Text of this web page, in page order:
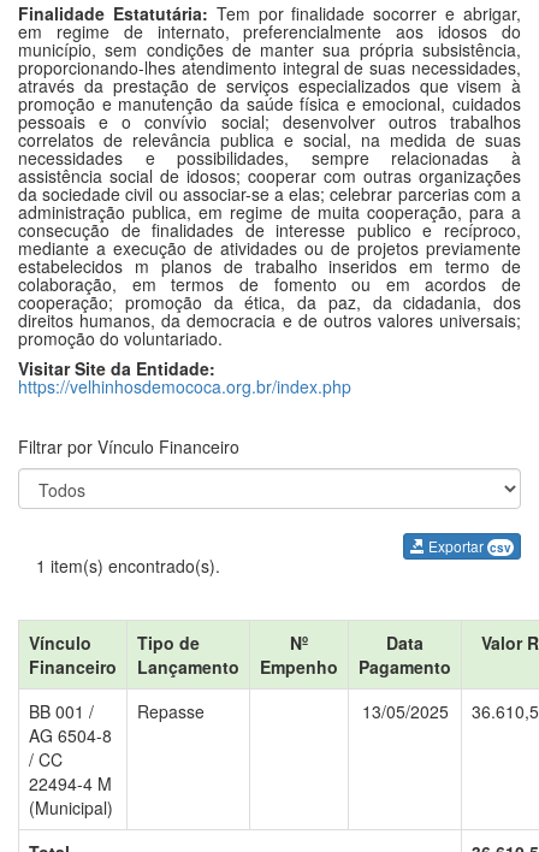
Finalidade Estatutária: Tem por finalidade socorrer e abrigar,
em regime de internato, preferencialmente aos idosos do
município, sem condições de manter sua própria subsistência,
proporcionando-lhes atendimento integral de suas necessidades,
através da prestação de serviços especializados que visem à
promoção e manutenção da saúde física e emocional, cuidados
pessoais e o convívio social; desenvolver outros trabalhos
correlatos de relevância publica e social, na medida de suas
necessidades e possibilidades, sempre relacionadas à
assistência social de idosos; cooperar com outras organizações
da sociedade civil ou associar-se a elas; celebrar parcerias com a
administração publica, em regime de muita cooperação, para a
consecução de finalidades de interesse publico e recíproco,
mediante a execução de atividades ou de projetos previamente
estabelecidos m planos de trabalho inseridos em termo de
colaboração, em termos de fomento ou em acordos de
cooperação; promoção da ética, da paz, da cidadania, dos
direitos humanos, da democracia e de outros valores universais;
promoção do voluntariado.
Visitar Site da Entidade:
https://velhinhosdemococa.org.br/index.php
Filtrar por Vínculo Financeiro
Exportar csv
1 item(s) encontrado(s).
Vínculo
Financeiro
Tipo de
Lançamento
Nº
Empenho
Data
Pagamento
Valor
BB 001 /
AG 6504-8
/ CC
22494-4 M
(Municipal)
Repasse 13/05/2025